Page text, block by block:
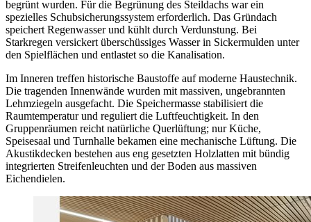
begrünt wurden. Für die Begrünung des Steildachs war ein
spezielles Schubsicherungssystem erforderlich. Das Gründach
speichert Regenwasser und kühlt durch Verdunstung. Bei
Starkregen versickert überschüssiges Wasser in Sickermulden unter
den Spielflächen und entlastet so die Kanalisation.
Im Inneren treffen historische Baustoffe auf moderne Haustechnik.
Die tragenden Innenwände wurden mit massiven, ungebrannten
Lehmziegeln ausgefacht. Die Speichermasse stabilisiert die
Raumtemperatur und reguliert die Luftfeuchtigkeit. In den
Gruppenräumen reicht natürliche Querlüftung; nur Küche,
Speisesaal und Turnhalle bekamen eine mechanische Lüftung. Die
Akustikdecken bestehen aus eng gesetzten Holzlatten mit bündig
integrierten Streifenleuchten und der Boden aus massiven
Eichendielen.